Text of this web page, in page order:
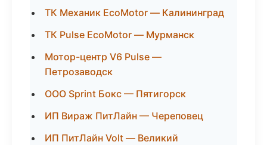
ТК Механик EcoMotor — Калининград
ТК Pulse EcoMotor — Мурманск
Мотор-центр V6 Pulse —
Петрозаводск
ООО Sprint Бокс — Пятигорск
ИП Вираж ПитЛайн — Череповец
ИП ПитЛайн Volt — Великий